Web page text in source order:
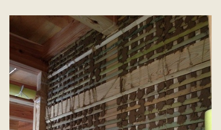
オンラインショップ